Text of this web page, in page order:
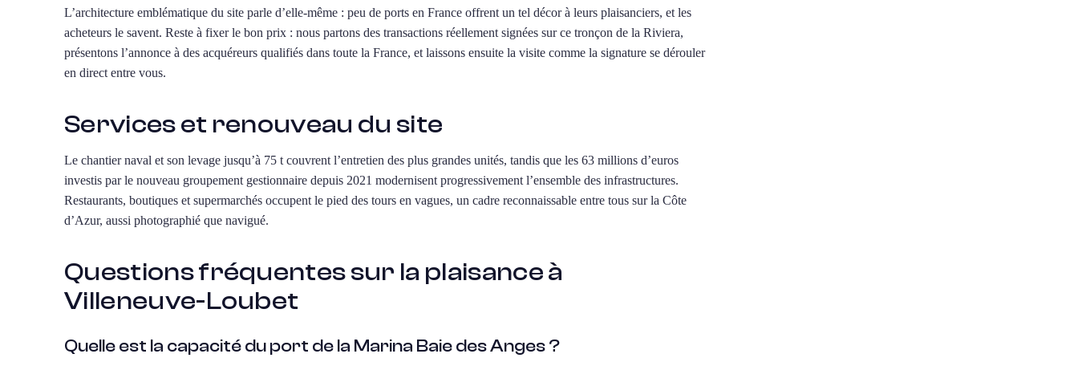
L’architecture emblématique du site parle d’elle-même : peu de ports en France offrent un tel décor à leurs plaisanciers, et les
acheteurs le savent. Reste à fixer le bon prix : nous partons des transactions réellement signées sur ce tronçon de la Riviera,
présentons l’annonce à des acquéreurs qualifiés dans toute la France, et laissons ensuite la visite comme la signature se dérouler
en direct entre vous.
Services et renouveau du site
Le chantier naval et son levage jusqu’à 75 t couvrent l’entretien des plus grandes unités, tandis que les 63 millions d’euros
investis par le nouveau groupement gestionnaire depuis 2021 modernisent progressivement l’ensemble des infrastructures.
Restaurants, boutiques et supermarchés occupent le pied des tours en vagues, un cadre reconnaissable entre tous sur la Côte
d’Azur, aussi photographié que navigué.
Questions fréquentes sur la plaisance à
Villeneuve-Loubet
Quelle est la capacité du port de la Marina Baie des Anges ?